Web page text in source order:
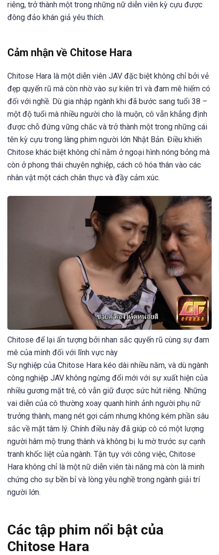
riêng, trở thành một trong những nữ diễn viên kỳ cựu được
đông đảo khán giả yêu thích.
Cảm nhận về Chitose Hara
Chitose Hara là một diễn viên JAV đặc biệt không chỉ bởi vẻ
đẹp quyến rũ mà còn nhờ vào sự kiên trì và đam mê hiếm có
đối với nghề. Dù gia nhập ngành khi đã bước sang tuổi 38 –
một độ tuổi mà nhiều người cho là muộn, cô vẫn khẳng định
được chỗ đứng vững chắc và trở thành một trong những cái
tên kỳ cựu trong làng phim người lớn Nhật Bản. Điều khiến
Chitose khác biệt không chỉ nằm ở ngoại hình nóng bỏng mà
còn ở phong thái chuyên nghiệp, cách cô hóa thân vào các
nhân vật một cách chân thực và đầy cảm xúc.
Chitose để lại ấn tượng bởi nhan sắc quyến rũ cùng sự đam
mê của mình đối với lĩnh vực này
Sự nghiệp của Chitose Hara kéo dài nhiều năm, và dù ngành
công nghiệp JAV không ngừng đổi mới với sự xuất hiện của
nhiều gương mặt trẻ, cô vẫn giữ được sức hút riêng. Những
vai diễn của cô thường xoay quanh hình ảnh người phụ nữ
trưởng thành, mang nét gợi cảm nhưng không kém phần sâu
sắc về mặt tâm lý. Chính điều này đã giúp cô có một lượng
người hâm mộ trung thành và không bị lu mờ trước sự cạnh
tranh khốc liệt của ngành. Tận tụy với công việc, Chitose
Hara không chỉ là một nữ diễn viên tài năng mà còn là minh
chứng cho sự bền bỉ và lòng yêu nghề trong ngành giải trí
người lớn.
Các tập phim nổi bật của
Chitose Hara